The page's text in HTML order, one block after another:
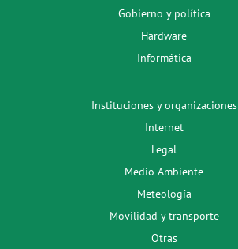
Gobierno y política
Hardware
Informática
Instituciones y organizaciones
Internet
Legal
Medio Ambiente
Meteología
Movilidad y transporte
Otras